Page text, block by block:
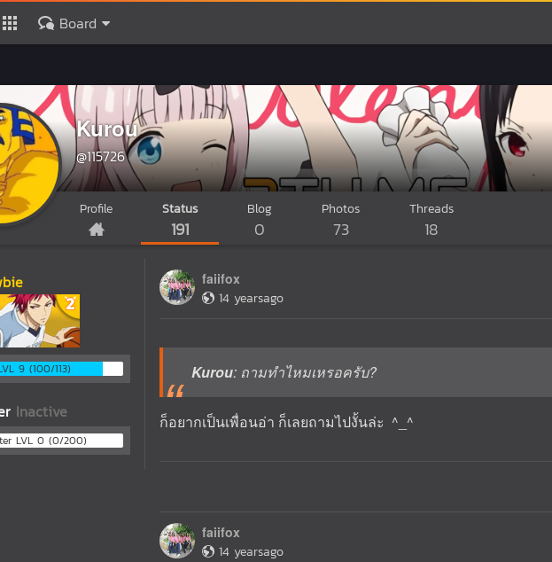
Board
Kurou
@115726
Profile Status
191
Blog
0
Photos
73
Threads
18
9 (100/113)
Inactive
LVL 0 (0/200)
faiifox
14 yearsago
Kurou: ถามทำไหมเหรอครับ?
ก็อยากเป็นเพื่อนอ่า ก็เลยถามไปงั้นล่ะ ^_^
faiifox
14 yearsago